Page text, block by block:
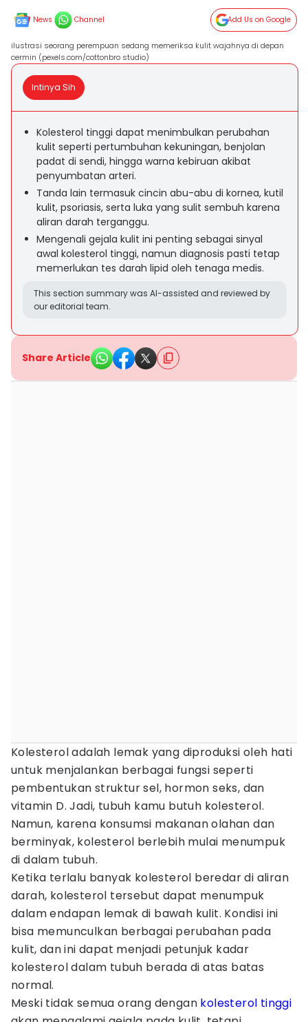
News Channel Add Us on Google
ilustrasi seorang perempuan sedang memeriksa kulit wajahnya di depan
cermin (pexels.com/cottonbro studio)
Intinya Sih
Kolesterol tinggi dapat menimbulkan perubahan
kulit seperti pertumbuhan kekuningan, benjolan
padat di sendi, hingga warna kebiruan akibat
penyumbatan arteri.
Tanda lain termasuk cincin abu-abu di kornea, kutil
kulit, psoriasis, serta luka yang sulit sembuh karena
aliran darah terganggu.
Mengenali gejala kulit ini penting sebagai sinyal
awal kolesterol tinggi, namun diagnosis pasti tetap
memerlukan tes darah lipid oleh tenaga medis.
This section summary was AI-assisted and reviewed by
our editorial team.
Share Article
Kolesterol adalah lemak yang diproduksi oleh hati
untuk menjalankan berbagai fungsi seperti
pembentukan struktur sel, hormon seks, dan
vitamin D. Jadi, tubuh kamu butuh kolesterol.
Namun, karena konsumsi makanan olahan dan
berminyak, kolesterol berlebih mulai menumpuk
di dalam tubuh.
Ketika terlalu banyak kolesterol beredar di aliran
darah, kolesterol tersebut dapat menumpuk
dalam endapan lemak di bawah kulit. Kondisi ini
bisa memunculkan berbagai perubahan pada
kulit, dan ini dapat menjadi petunjuk kadar
kolesterol dalam tubuh berada di atas batas
normal.
Meski tidak semua orang dengan kolesterol tinggi